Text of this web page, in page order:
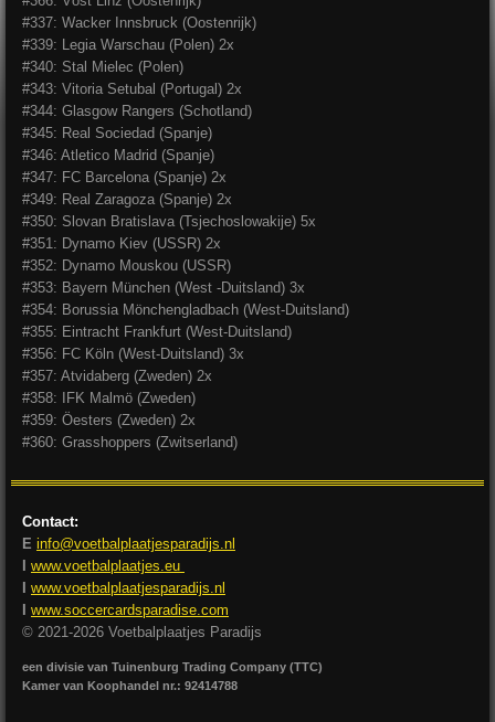
#337: Wacker Innsbruck (Oostenrijk)
#339: Legia Warschau (Polen) 2x
#340: Stal Mielec (Polen)
#343: Vitoria Setubal (Portugal) 2x
#344: Glasgow Rangers (Schotland)
#345: Real Sociedad (Spanje)
#346: Atletico Madrid (Spanje)
#347: FC Barcelona (Spanje) 2x
#349: Real Zaragoza (Spanje) 2x
#350: Slovan Bratislava (Tsjechoslowakije) 5x
#351: Dynamo Kiev (USSR) 2x
#352: Dynamo Mouskou (USSR)
#353: Bayern München (West -Duitsland) 3x
#354: Borussia Mönchengladbach (West-Duitsland)
#355: Eintracht Frankfurt (West-Duitsland)
#356: FC Köln (West-Duitsland) 3x
#357: Atvidaberg (Zweden) 2x
#358: IFK Malmö (Zweden)
#359: Öesters (Zweden) 2x
#360: Grasshoppers (Zwitserland)
Contact:
E info@voetbalplaatjesparadijs.nl
I www.voetbalplaatjes.eu
I www.voetbalplaatjesparadijs.nl
I www.soccercardsparadise.com
© 2021-2026 Voetbalplaatjes Paradijs
een divisie van Tuinenburg Trading Company (TTC)
Kamer van Koophandel nr.: 92414788